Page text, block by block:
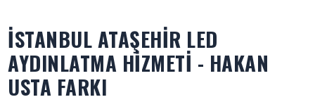
İSTANBUL ATAŞEHIR LED
AYDINLATMA HIZMETI - HAKAN
USTA FARKI